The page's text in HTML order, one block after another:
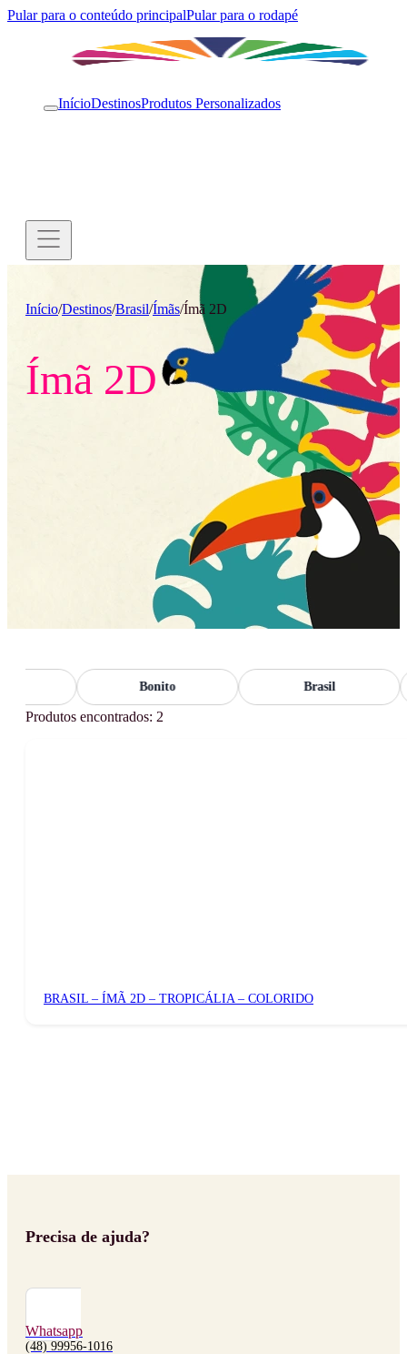
Pular para o conteúdo principalPular para o rodapé
InícioDestinosProdutos Personalizados
Início/Destinos/Brasil/Ímãs/Ímã 2D
Ímã 2D
Bonito Brasil
Produtos encontrados: 2
BRASIL – ÍMÃ 2D – TROPICÁLIA – COLORIDO
Precisa de ajuda?
Whatsapp
(48) 99956-1016